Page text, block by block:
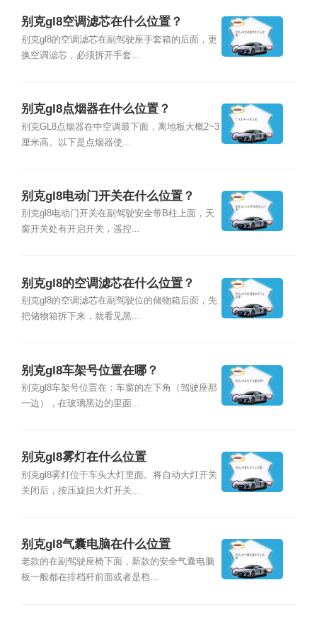
别克gl8空调滤芯在什么位置？
别克gl8的空调滤芯在副驾驶座手套箱的后面，更
换空调滤芯，必须拆开手套...
别克gl8点烟器在什么位置？
别克GL8点烟器在中空调最下面，离地板大概2~3
厘米高。以下是点烟器使...
别克gl8电动门开关在什么位置？
别克gl8电动门开关在副驾驶安全带B柱上面，天
窗开关处有开启开关，遥控...
别克gl8的空调滤芯在什么位置？
别克gl8的空调滤芯在副驾驶位的储物箱后面，先
把储物箱拆下来，就看见黑...
别克gl8车架号位置在哪？
别克gl8车架号位置在：车窗的左下角（驾驶座那
一边），在玻璃黑边的里面...
别克gl8雾灯在什么位置
别克gl8雾灯位于车头大灯里面。将自动大灯开关
关闭后，按压旋扭大灯开关...
别克gl8气囊电脑在什么位置
老款的在副驾驶座椅下面，新款的安全气囊电脑
板一般都在排档杆前面或者是档...